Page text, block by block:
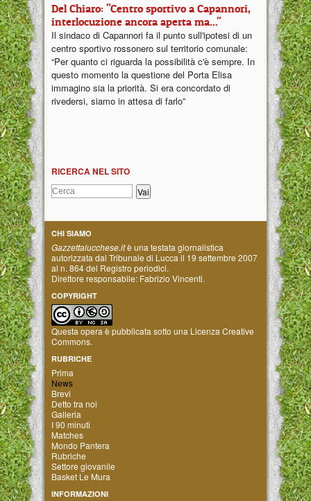
Del Chiaro: "Centro sportivo a Capannori,
interlocuzione ancora aperta ma..."
Il sindaco di Capannori fa il punto sull'ipotesi di un
centro sportivo rossonero sul territorio comunale:
“Per quanto ci riguarda la possibilità c'è sempre. In
questo momento la questione del Porta Elisa
immagino sia la priorità. Si era concordato di
rivedersi, siamo in attesa di farlo”
RICERCA NEL SITO
CHI SIAMO
Gazzettalucchese.itè una testata giornalistica
autorizzata dal Tribunale di Lucca il 19 settembre 2007
al n. 864 del Registro periodici.
Direttore responsabile: Fabrizio Vincenti.
COPYRIGHT
Questa opera è pubblicata sotto una Licenza Creative
Commons.
RUBRICHE
Prima
News
Brevi
Detto tra noi
Galleria
I 90 minuti
Matches
Mondo Pantera
Rubriche
Settore giovanile
Basket Le Mura
INFORMAZIONI